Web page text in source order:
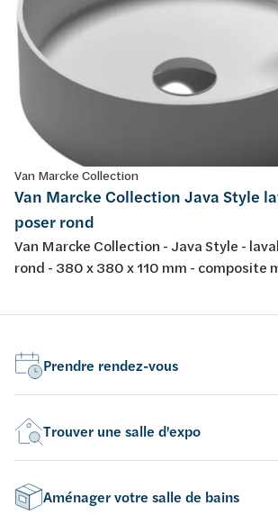
Van Marcke Collection
Van Marcke Collection Java Style
poser rond
Van Marcke Collection - Java Style -
rond - 380 x 380 x 110 mm - composite
Prendre rendez-vous
Trouver une salle d'expo
Aménager votre salle de bains